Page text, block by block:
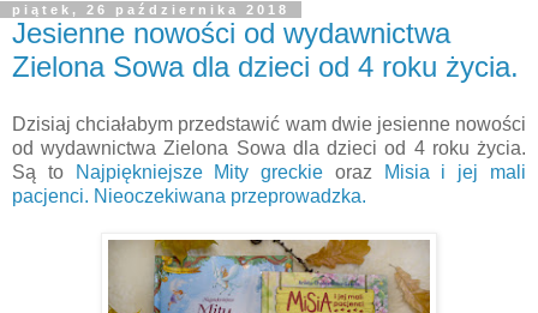
piątek, 26 października 2018
Jesienne nowości od wydawnictwa
Zielona Sowa dla dzieci od 4 roku życia.
Dzisiaj chciałabym przedstawić wam dwie jesienne nowości
od wydawnictwa Zielona Sowa dla dzieci od 4 roku życia.
Są to
Najpiękniejsze Mity greckie oraz
Misia i jej mali
pacjenci. Nieoczekiwana przeprowadzka.